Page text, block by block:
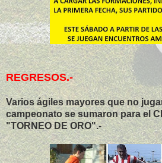
REGRESOS.-
Varios ágiles mayores que no
campeonato se sumaron para el
"TORNEO DE ORO".-